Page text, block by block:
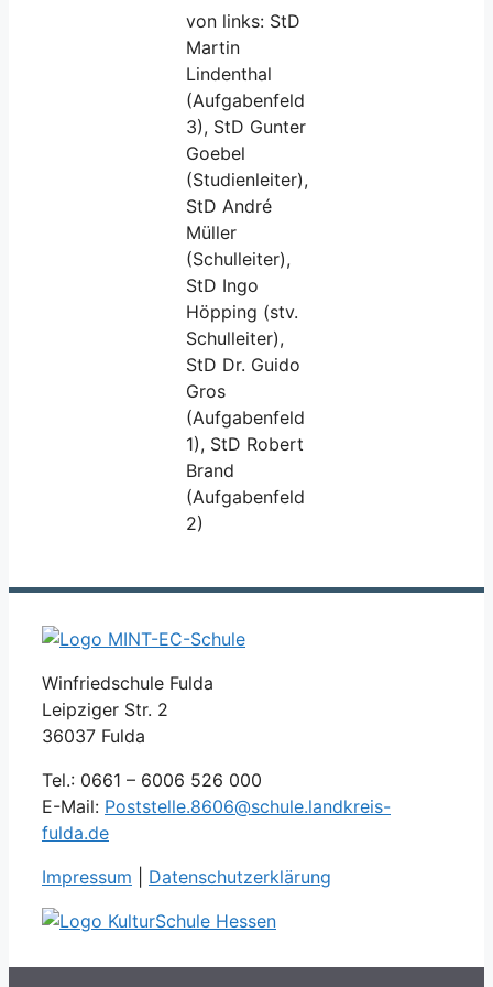
von links: StD
Martin
Lindenthal
(Aufgabenfeld
3), StD Gunter
Goebel
(Studienleiter),
StD André
Müller
(Schulleiter),
StD Ingo
Höpping (stv.
Schulleiter),
StD Dr. Guido
Gros
(Aufgabenfeld
1), StD Robert
Brand
(Aufgabenfeld
2)
Winfriedschule Fulda
Leipziger Str. 2
36037 Fulda
Tel.: 0661 – 6006 526 000
E-Mail: Poststelle.8606@schule.landkreis-
fulda.de
Impressum
Datenschutzerklärung